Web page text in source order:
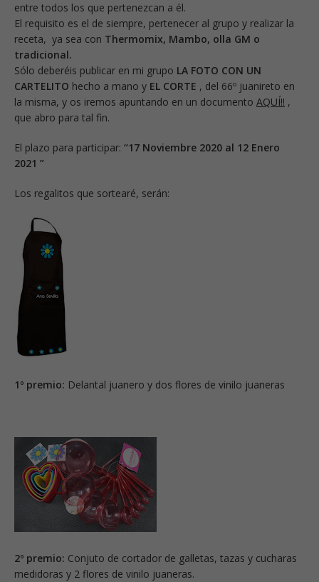
entre todos los que pertenezcan a él.
El requisito es el de siempre, pertenecer al grupo y realizar la
receta, ya sea con Thermomix, Mambo, olla GM o
tradicional.
Sólo deberéis publicar en mi grupo LA FOTO CON UN
CARTELITO hecho a mano y EL CORTE , del 66º juanireto en
la misma, y os iremos apuntando en un documento AQUÍ!! ,
que abro para tal fin.
El plazo para participar: “17 Noviembre 2020 al 12 Enero
2021 ”
Los regalitos que sortearé, serán:
1º premio: Delantal juanero y dos flores de vinilo juaneras
2º premio: Conjuto de cortador de galletas, tazas y cucharas
medidoras y 2 flores de vinilo juaneras.